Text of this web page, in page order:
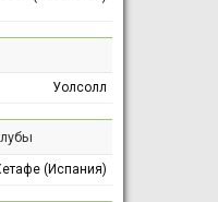
Уолсолл
(Испания)